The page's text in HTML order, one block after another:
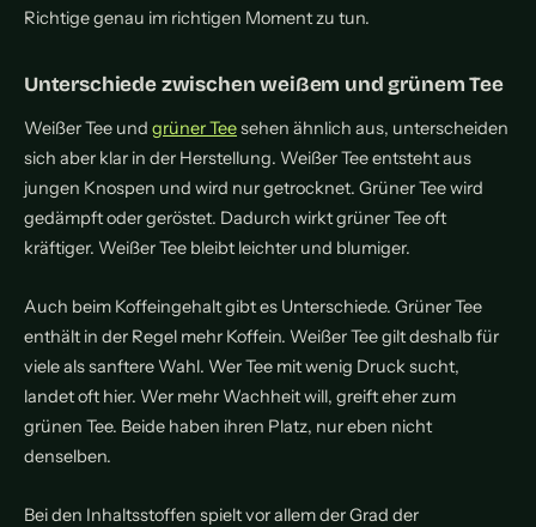
Richtige genau im richtigen Moment zu tun.
Unterschiede zwischen weißem und grünem Tee
Weißer Tee und grüner Teesehen ähnlich aus, unterscheiden
sich aber klar in der Herstellung. Weißer Tee entsteht aus
jungen Knospen und wird nur getrocknet. Grüner Tee wird
gedämpft oder geröstet. Dadurch wirkt grüner Tee oft
kräftiger. Weißer Tee bleibt leichter und blumiger.
Auch beim Koffeingehalt gibt es Unterschiede. Grüner Tee
enthält in der Regel mehr Koffein. Weißer Tee gilt deshalb für
viele als sanftere Wahl. Wer Tee mit wenig Druck sucht,
landet oft hier. Wer mehr Wachheit will, greift eher zum
grünen Tee. Beide haben ihren Platz, nur eben nicht
denselben.
Bei den Inhaltsstoffen spielt vor allem der Grad der